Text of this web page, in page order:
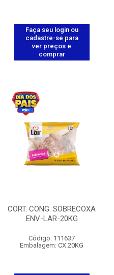
Faça seu login ou
cadastre-se para
ver preços e
comprar
CORT. CONG. SOBRECOXA
ENV-LAR-20KG
Código: 111637
Embalagem: CX.20KG